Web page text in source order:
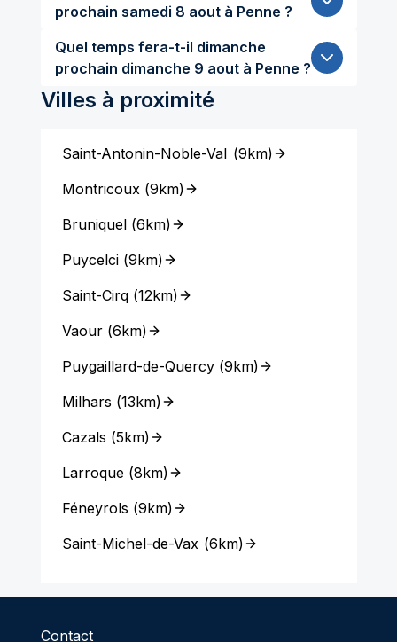
prochain samedi 8 aout à Penne ?
Quel temps fera-t-il dimanche
prochain dimanche 9 aout à Penne ?
Villes à proximité
Saint-Antonin-Noble-Val (9km)
Montricoux(9km)
Bruniquel(6km)
Puycelci(9km)
Saint-Cirq(12km)
Vaour(6km)
Puygaillard-de-Quercy(9km)
Milhars (13km)
Cazals (5km)
Larroque(8km)
Féneyrols (9km)
Saint-Michel-de-Vax (6km)
Contact